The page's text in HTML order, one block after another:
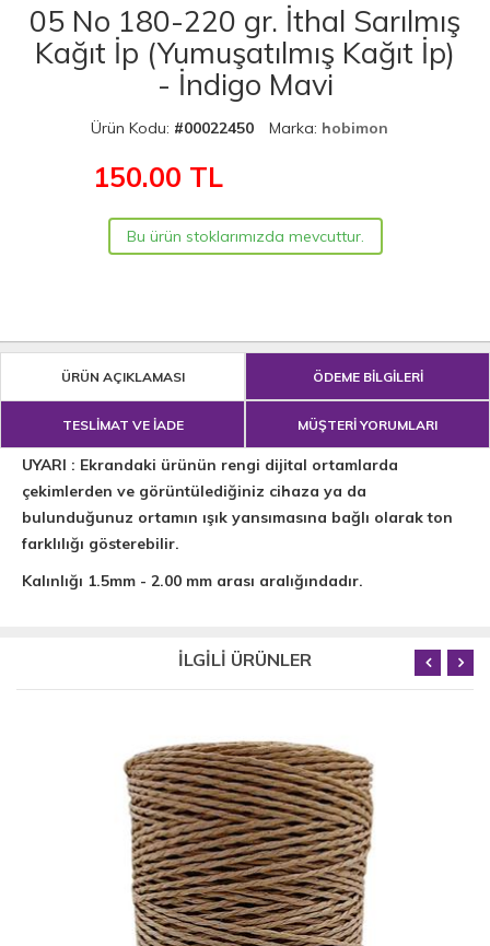
05 No 180-220 gr. İthal Sarılmış
Kağıt İp (Yumuşatılmış Kağıt İp)
- İndigo Mavi
Ürün Kodu: #00022450 Marka: hobimon
150.00 TL
Bu ürün stoklarımızda mevcuttur.
ÜRÜN AÇIKLAMASI ÖDEME BİLGİLERİ
TESLİMAT VE İADE MÜŞTERİ YORUMLARI
UYARI : Ekrandaki ürünün rengi dijital ortamlarda
çekimlerden ve görüntülediğiniz cihaza ya da
bulunduğunuz ortamın ışık yansımasına bağlı olarak ton
farklılığı gösterebilir.
Kalınlığı 1.5mm - 2.00 mm arası aralığındadır.
İLGİLİ ÜRÜNLER